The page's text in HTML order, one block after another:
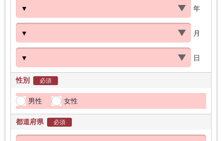
年
月
日
性別 必須
男性 女性
都道府県 必須